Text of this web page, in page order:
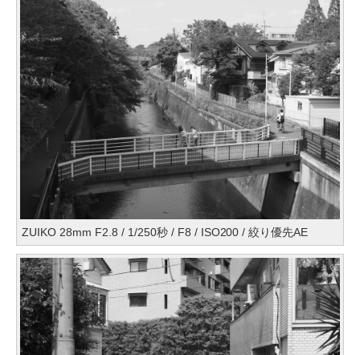
ZUIKO 28mm F2.8 / 1/250秒 / F8 / ISO200 / 絞り優先AE